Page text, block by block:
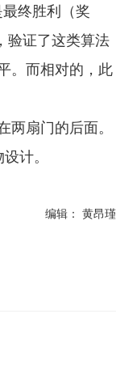
终胜利（奖
验证了这类算法
。而相对的，此
扇门的后面。
计。
编辑： 黄昂瑾